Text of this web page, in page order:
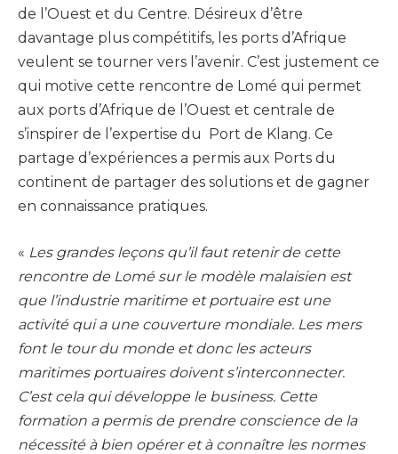
de l’Ouest et du Centre. Désireux d’être
davantage plus compétitifs, les ports d’Afrique
veulent se tourner vers l’avenir. C’est justement ce
qui motive cette rencontre de Lomé qui permet
aux ports d’Afrique de l’Ouest et centrale de
s’inspirer de l’expertise du Port de Klang. Ce
partage d’expériences a permis aux Ports du
continent de partager des solutions et de gagner
en connaissance pratiques.
« Les grandes leçons qu’il faut retenir de cette
rencontre de Lomé sur le modèle malaisien est
que l’industrie maritime et portuaire est une
activité qui a une couverture mondiale. Les mers
font le tour du monde et donc les acteurs
maritimes portuaires doivent s’interconnecter.
C’est cela qui développe le business. Cette
formation a permis de prendre conscience de la
nécessité à bien opérer et à connaître les normes